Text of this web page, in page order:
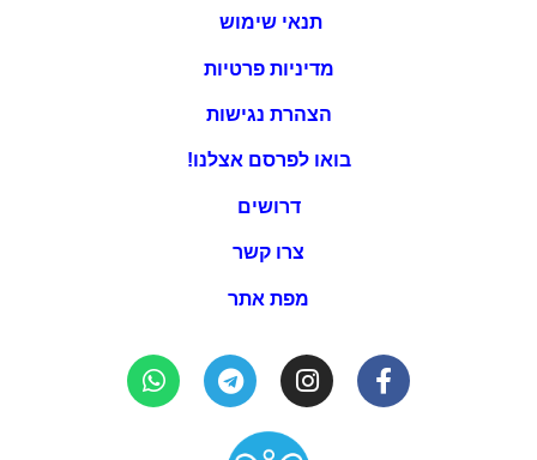
תנאי שימוש
מדיניות פרטיות
הצהרת נגישות
בואו לפרסם אצלנו!
דרושים
צרו קשר
מפת אתר